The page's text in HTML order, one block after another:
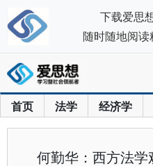
首页 法学 经济学
何勤华：西方法学
下载爱思
随时随地阅